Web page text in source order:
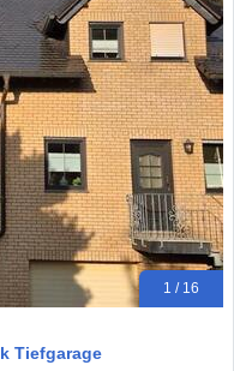
1 / 16
Tiefgarage